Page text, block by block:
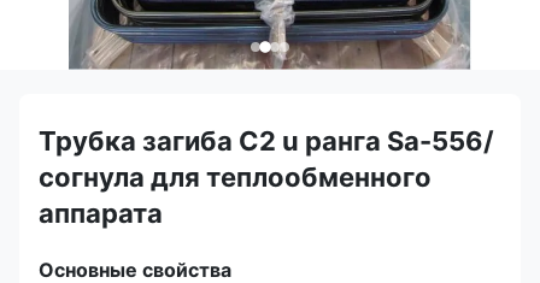
Трубка загиба C2 u ранга Sa-556/
согнула для теплообменного
аппарата
Основные свойства